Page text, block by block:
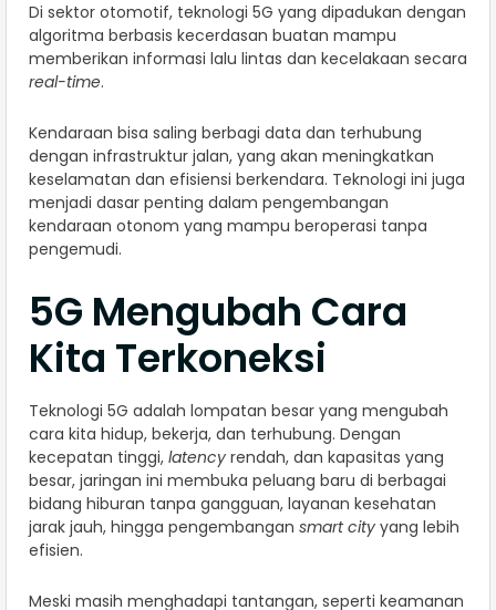
Di sektor otomotif, teknologi 5G yang dipadukan dengan
algoritma berbasis kecerdasan buatan mampu
memberikan informasi lalu lintas dan kecelakaan secara
real-time.
Kendaraan bisa saling berbagi data dan terhubung
dengan infrastruktur jalan, yang akan meningkatkan
keselamatan dan efisiensi berkendara. Teknologi ini juga
menjadi dasar penting dalam pengembangan
kendaraan otonom yang mampu beroperasi tanpa
pengemudi.
5G Mengubah Cara
Kita Terkoneksi
Teknologi 5G adalah lompatan besar yang mengubah
cara kita hidup, bekerja, dan terhubung. Dengan
kecepatan tinggi, latency rendah, dan kapasitas yang
besar, jaringan ini membuka peluang baru di berbagai
bidang hiburan tanpa gangguan, layanan kesehatan
jarak jauh, hingga pengembangan smart city yang lebih
efisien.
Meski masih menghadapi tantangan, seperti keamanan